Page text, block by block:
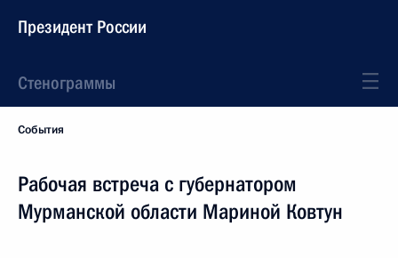
Президент России
Стенограммы
События
Рабочая встреча с губернатором
Мурманской области Мариной Ковтун